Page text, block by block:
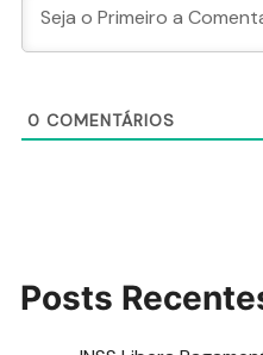
0 COMENTÁRIOS
Posts